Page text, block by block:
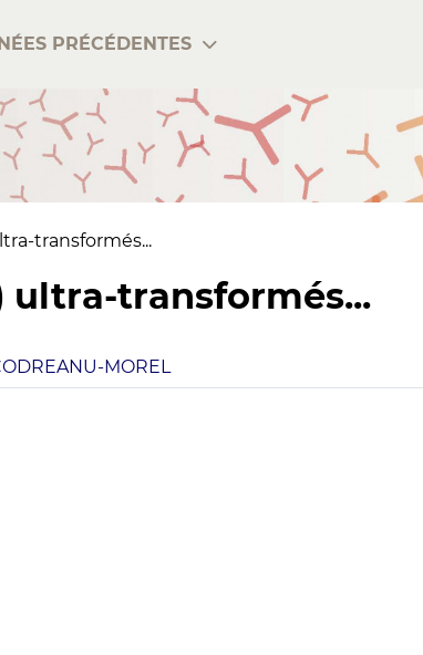
PRÉCÉDENTES
transformés...
ultra-transformés...
MOREL